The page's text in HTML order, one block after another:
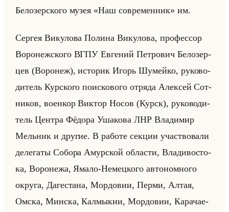
Бе­ло­зер­ско­го музея «Наш современник» им.
Сер­гея Ви­ку­ло­ва По­ли­на Ви­ку­ло­ва, про­фес­сор
Во­ро­неж­ско­го ВГПУ Ев­ге­ний Пет­ро­вич Бе­ло­зер­
цев (Во­ро­неж), ис­то­рик Игорь Шу­мейко, ру­ко­во­
ди­тель Кур­ско­го по­ис­ко­во­го от­ря­да Алек­сей Сот­
ни­ков, во­ен­кор Вик­тор Носов (Курск), ру­ко­во­ди­
тель Цен­тра Фё­до­ра Уша­ко­ва ЛНР Вла­ди­мир
Мельник и дру­гие. В ра­бо­те сек­ции участ­во­ва­ли
де­ле­га­ты Со­бо­ра Амур­ской об­ла­сти, Вла­ди­во­сто­
ка, Во­ро­не­жа, Ямало-Немец­ко­го ав­то­ном­но­го
окру­га, Да­ге­ста­на, Мор­до­вии, Перми, Алтая,
Омска, Мин­ска, Кал­мы­кии, Мор­до­вии, Ка­ра­чае­